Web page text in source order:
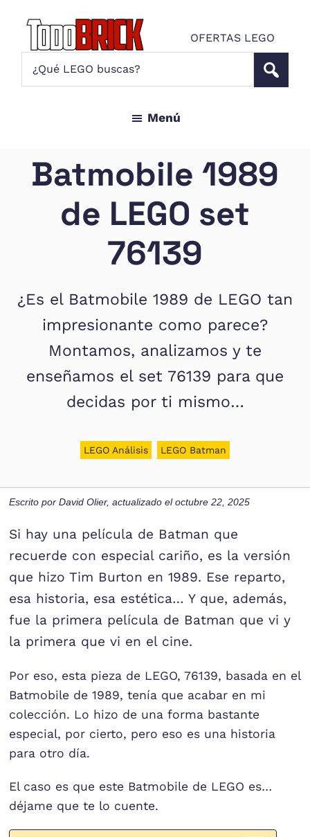
contenido
principal
página
Brick
OFERTAS LEGO
Noticias
Menú
Batmobile 1989
de LEGO set
76139
¿Es el Batmobile 1989 de LEGO tan
impresionante como parece?
Montamos, analizamos y te
enseñamos el set 76139 para que
decidas por ti mismo…
LEGO Análisis LEGO Batman
Escrito porDavid Olier, actualizado eloctubre 22, 2025
Si hay una película de Batman que
recuerde con especial cariño, es la versión
que hizo Tim Burton en 1989. Ese reparto,
esa historia, esa estética… Y que, además,
fue la primera película de Batman que vi y
la primera que vi en el cine.
Por eso, esta pieza de LEGO, 76139, basada en el
Batmobile de 1989, tenía que acabar en mi
colección. Lo hizo de una forma bastante
especial, por cierto, pero eso es una historia
para otro día.
El caso es que este Batmobile de LEGO es…
déjame que te lo cuente.